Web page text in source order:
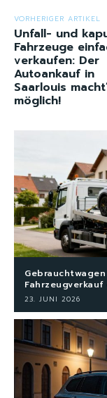
VORHERIGER ARTIKEL
Unfall- und
Fahrzeuge
verkaufen: Der
Autoankauf in
Saarlouis
möglich!
23. JUNI 2026